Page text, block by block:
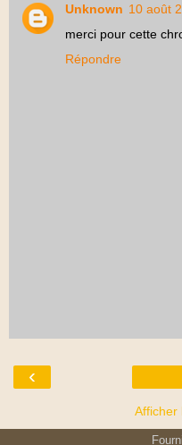
Unknown 10 août
merci pour cette
Répondre
‹
Afficher